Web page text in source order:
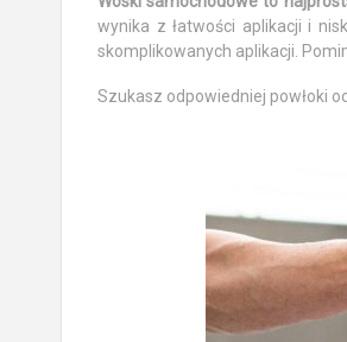
wynika z łatwości aplikacji i
skomplikowanych aplikacji.
Szukasz odpowiedniej powłoki